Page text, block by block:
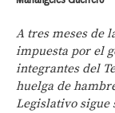
A tres meses de
impuesta por el
integrantes del
huelga de
Legislativo